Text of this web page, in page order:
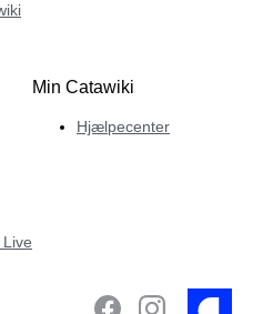
Min Catawiki
Hjælpecenter